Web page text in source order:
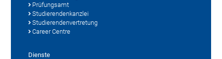
Prüfungsamt
Studierendenkanzlei
Studierendenvertretung
Career Centre
Dienste